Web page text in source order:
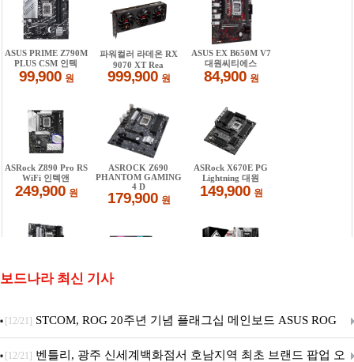
보드나라 최신 기사
[12/21] STCOM, ROG 20주년 기념 플래그십 메인보드 ASUS ROG
Crosshair X870E EDITION 20 국내 출시 예정
[12/21] 벤틀리, 광주 신세계백화점서 호남지역 최초 브랜드 팝업 오